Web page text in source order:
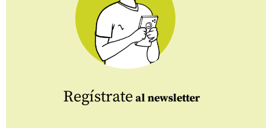
Regístrate al newsletter